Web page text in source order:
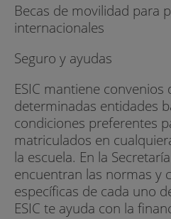
Becas de movilidad para
internacionales
Seguro y ayudas
ESIC mantiene
determinadas entidades
condiciones preferentes
matriculados en
la escuela. En la
encuentran las normas y
específicas de cada uno
ESIC te ayuda con la